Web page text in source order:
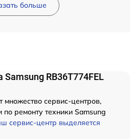
больше
RB36T774FEL
множество сервис-центров,
ремонту техники Samsung
сервис-центр выделяется